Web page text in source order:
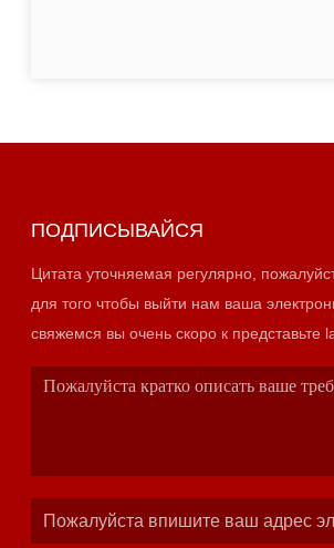
ПОДПИСЫВАЙСЯ
Цитата уточняемая регулярно,
для того чтобы выйти нам ваша
свяжемся вы очень скоро к